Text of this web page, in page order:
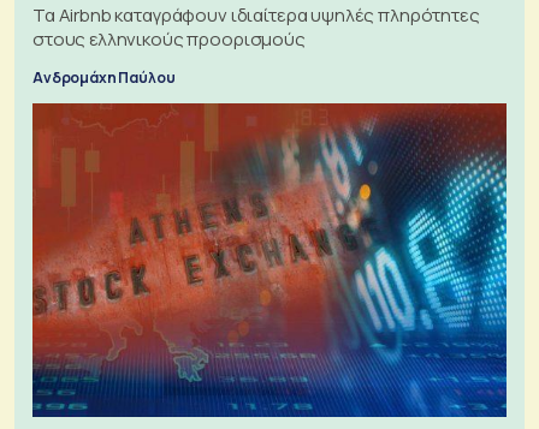
Τα Airbnb καταγράφουν ιδιαίτερα υψηλές πληρότητες
στους ελληνικούς προορισμούς
Ανδρομάχη Παύλου